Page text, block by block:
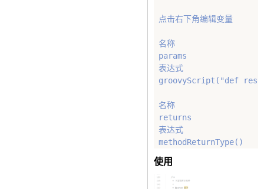
点击右下角编辑变量
名称
params
表达式
groovyScript("def
名称
returns
表达式
使用